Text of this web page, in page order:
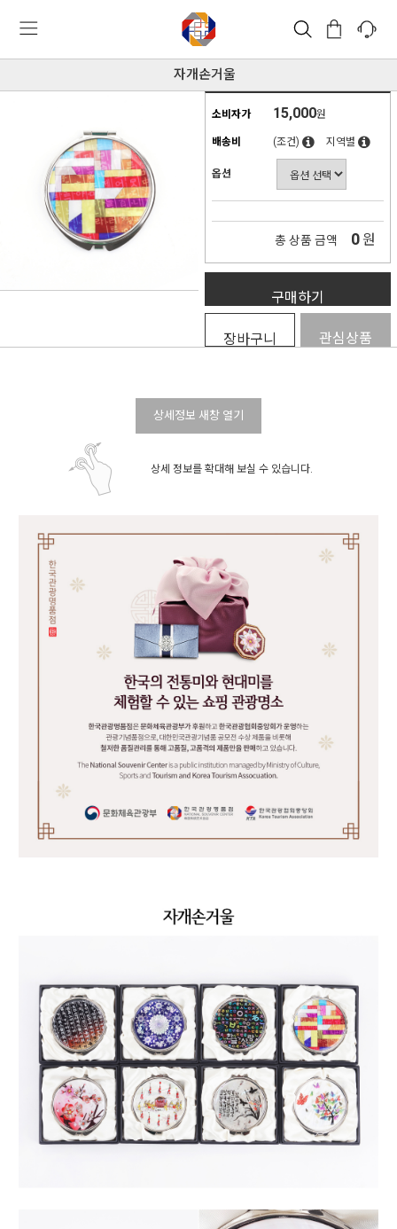
자개손거울
소비자가 15,000원
배송비 (조건) 지역별
옵션
총 상품 금액 0 원
구매하기
장바구니 관심상품
상세정보 새창 열기
상세 정보를 확대해 보실 수 있습니다.